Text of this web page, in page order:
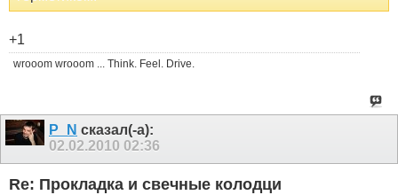
+1
wrooom wrooom ... Think. Feel. Drive.
P_N сказал(-а):
02.02.2010 02:36
Re: Прокладка и свечные колодци